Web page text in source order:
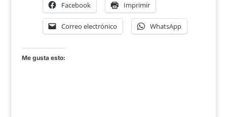
Facebook Imprimir
Correo electrónico WhatsApp
Me gusta esto: